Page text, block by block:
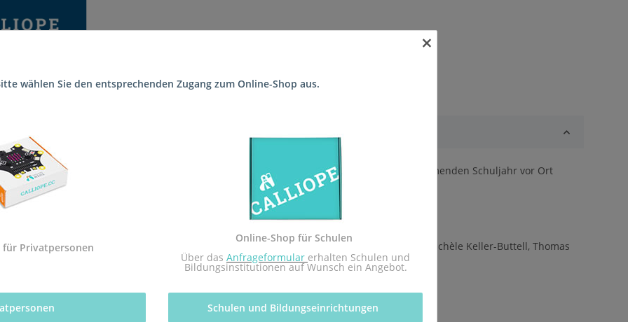
Schule (Bischöfliche Willigis Realschule Mainz) geliefert, sodass sie rechtzeitig zum kommenden Schuljahr vor Ort
Informatik des pädagogischen Landesinstituts Rheinland-Pfalz.
mit dem Redaktionsteam inf-schule.de, insbesondere Daniel Stockhausen, Niko Markus, Michèle Keller-Buttell, Thomas
×
wählen Sie den entsprechenden Zugang zum Online-Shop aus.
für Privatpersonen
Online-Shop für Schulen
Über das Anfrageformular erhalten Schulen und
Bildungsinstitutionen auf Wunsch ein Angebot.
Schulen und Bildungseinrichtungen